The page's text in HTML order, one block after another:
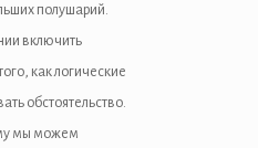
полушарий.
включить
как логические
обстоятельство.
мы можем